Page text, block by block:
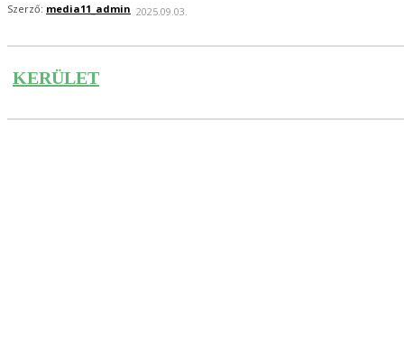
Szerző: media11_admin 2025.09.03.
KERÜLET